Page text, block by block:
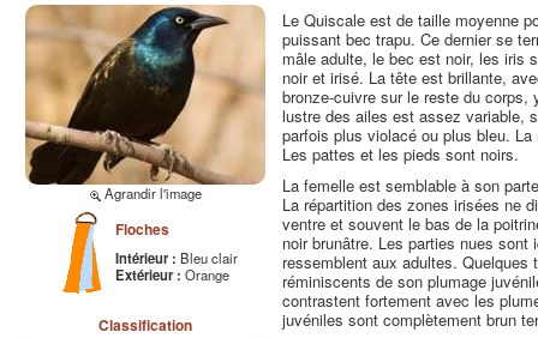
Agrandir l'image
Floches
Intérieur : Bleu clair
Extérieur : Orange
Classification
Le Quiscale est de taille moyenne
puissant bec trapu. Ce dernier se
mâle adulte, le bec est noir, les iris
noir et irisé. La tête est brillante,
bronze-cuivre sur le reste du
lustre des ailes est assez variable,
parfois plus violacé ou plus bleu.
Les pattes et les pieds sont noirs.
La femelle est semblable à son
La répartition des zones irisées ne
ventre et souvent le bas de la
noir brunâtre. Les parties nues
ressemblent aux adultes.
réminiscents de son plumage
contrastent fortement avec les
juvéniles sont complètement brun